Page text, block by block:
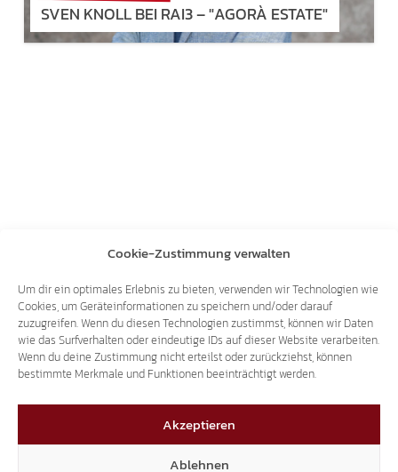
Cookie-Zustimmung verwalten
Um dir ein optimales Erlebnis zu bieten, verwenden wir Technologien wie
Cookies, um Geräteinformationen zu speichern und/oder darauf
zuzugreifen. Wenn du diesen Technologien zustimmst, können wir Daten
wie das Surfverhalten oder eindeutige IDs auf dieser Website verarbeiten.
Wenn du deine Zustimmung nicht erteilst oder zurückziehst, können
bestimmte Merkmale und Funktionen beeinträchtigt werden.
Akzeptieren
Ablehnen
SVEN KNOLL BEI RAI3 – "AGORÀ ESTATE"